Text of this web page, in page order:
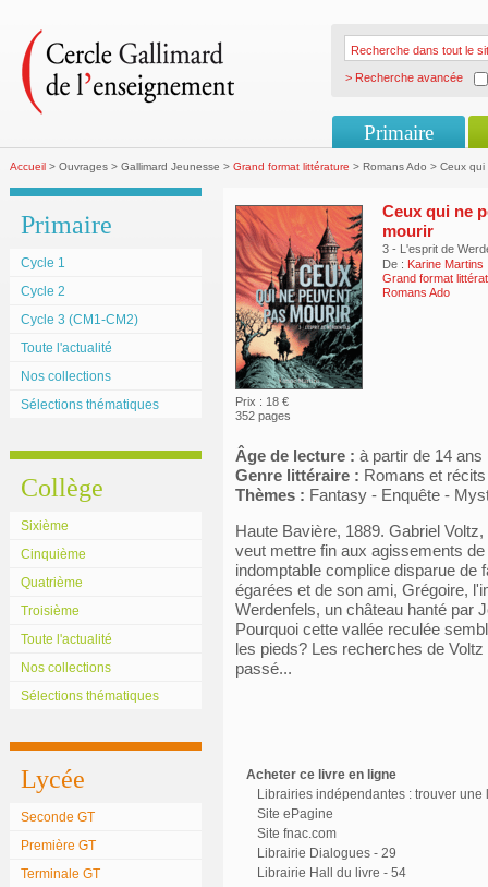
> Recherche avancée
Primaire
Accueil > Ouvrages > Gallimard Jeunesse > Grand format littérature > Romans Ado > Ceux
Primaire
Cycle 1
Cycle 2
Cycle 3 (CM1-CM2)
Toute l'actualité
Nos collections
Sélections thématiques
Collège
Sixième
Cinquième
Quatrième
Troisième
Toute l'actualité
Nos collections
Sélections thématiques
Lycée
Seconde GT
Première GT
Terminale GT
Prix : 18 €
352 pages
Ceux qui ne
mourir
3 - L'esprit de
De : Karine Martins
Grand format
Romans Ado
Âge de lecture : à partir de 14 ans
Genre littéraire : Romans et
Thèmes : Fantasy - Enquête -
Haute Bavière, 1889. Gabriel
veut mettre fin aux agissements
indomptable complice disparue de
égarées et de son ami, Grégoire,
Werdenfels, un château hanté par
Pourquoi cette vallée reculée
les pieds? Les recherches de
passé...
Acheter ce livre en ligne
Librairies indépendantes : trouver une
Site ePagine
Site fnac.com
Librairie Dialogues - 29
Librairie Hall du livre - 54